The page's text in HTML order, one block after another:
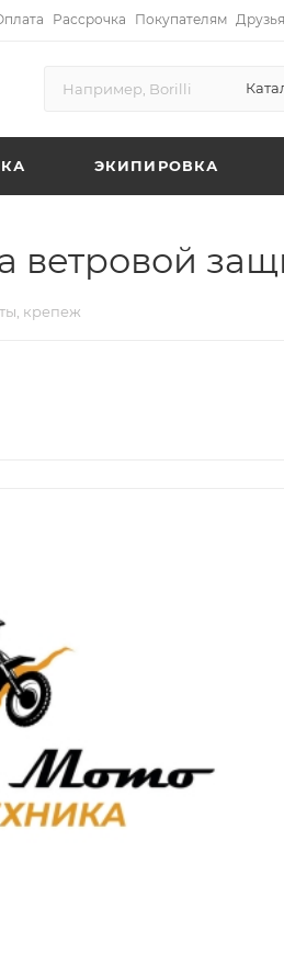
Рассрочка Покупателям
ЭКИПИРОВКА
ветровой
крепеж